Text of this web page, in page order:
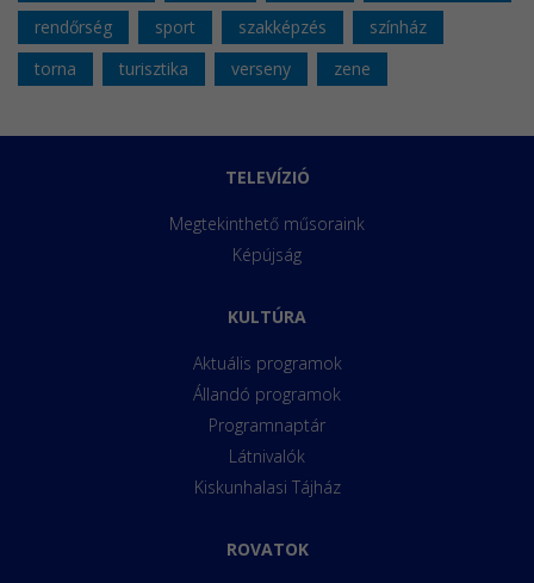
rendőrség
sport szakképzés
színház
torna
turisztika verseny zene
TELEVÍZIÓ
Megtekinthető műsoraink
Képújság
KULTÚRA
Aktuális programok
Állandó programok
Programnaptár
Látnivalók
Kiskunhalasi Tájház
ROVATOK